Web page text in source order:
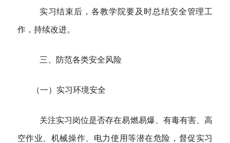
实习结束后，各教学院要及时总结安全管理工
作，持续改进。
三、防范各类安全风险
（一）实习环境安全
关注实习岗位是否存在易燃易爆、有毒有害、高
空作业、机械操作、电力使用等潜在危险，督促实习